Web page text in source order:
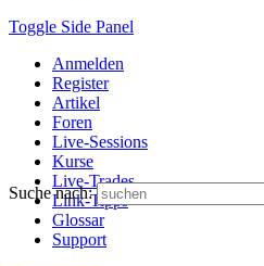
Toggle Side Panel
Anmelden
Register
Artikel
Foren
Live-Sessions
Kurse
Live-Trades
Link-Tipps
Glossar
Support
Suche nach: